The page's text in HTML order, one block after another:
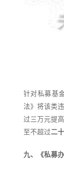
针对私募基
法》将该类
过三万元提
至不超过二
九、《私募